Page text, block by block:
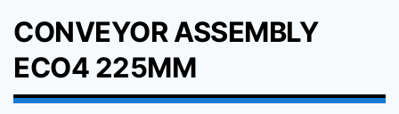
CONVEYOR ASSEMBLY
ECO4 225MM